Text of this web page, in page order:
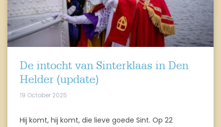
De intocht van Sinterklaas in Den
Helder (update)
19 October 2025
Hij komt, hij komt, die lieve goede Sint. Op 22